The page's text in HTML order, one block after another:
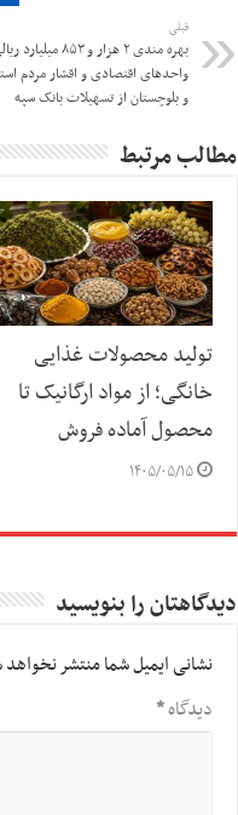
قبلی
بهره مندی ۲ هزار و ۸۵۳
واحدهای اقتصادی و اقشار مردم
و بلوچستان از تسهیلات بانک سپه
مطالب مرتبط
تولید محصولات غذایی
خانگی؛ از مواد ارگانیک تا
محصول آماده فروش
۱۴۰۵/۰۵/۱۵
دیدگاهتان را بنویسید
نشانی ایمیل شما منتشر
دیدگاه*